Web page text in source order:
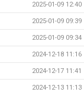
2025-01-09 12:40
2025-01-09 09:39
2025-01-09 09:34
2024-12-18 11:16
2024-12-17 11:41
2024-12-13 11:13